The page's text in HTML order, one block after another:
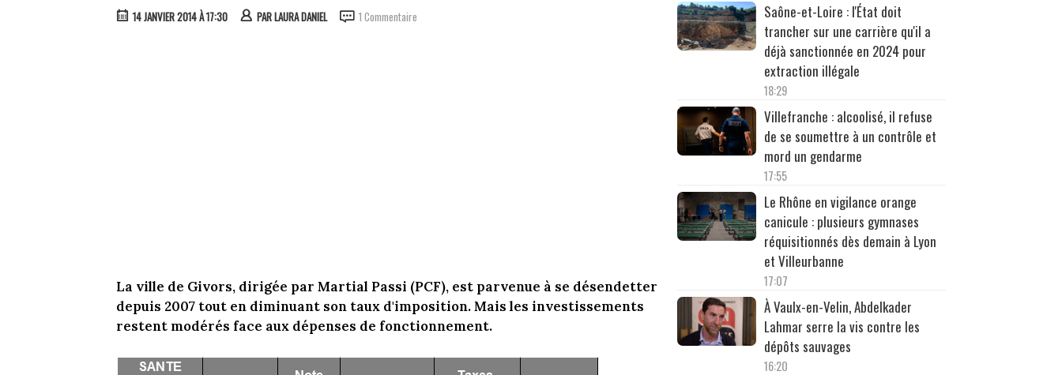
14 JANVIER 2014 À 17:30 PARLAURA DANIEL 1 Commentaire
La ville de Givors, dirigée par Martial Passi (PCF), est parvenue à se désendetter
depuis 2007 tout en diminuant son taux d'imposition. Mais les investissements
restent modérés face aux dépenses de fonctionnement.
Saône-et-Loire : l'État doit
trancher sur une carrière qu'il a
déjà sanctionnée en 2024 pour
extraction illégale
18:29
Villefranche : alcoolisé, il refuse
de se soumettre à un contrôle et
mord un gendarme
17:55
Le Rhône en vigilance orange
canicule : plusieurs gymnases
réquisitionnés dès demain à Lyon
et Villeurbanne
17:07
À Vaulx-en-Velin, Abdelkader
Lahmar serre la vis contre les
dépôts sauvages
16:20